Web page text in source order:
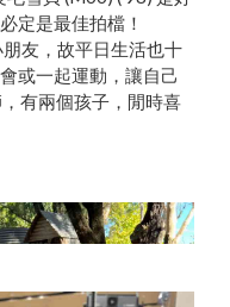
定是最佳拍檔！
友，故平日生活也十
或一起運動，讓自己
有兩個孩子，閒時喜